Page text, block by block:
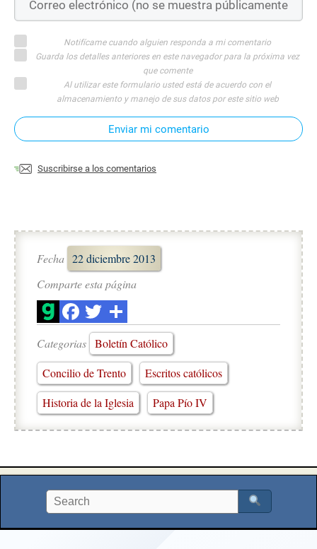
Notifícame cuando alguien responda a mi comentario
Guarda los detalles anteriores en este navegador para la próxima vez
que comente
Al utilizar este formulario usted está de acuerdo con el
almacenamiento y manejo de sus datos por este sitio web
Enviar mi comentario
Suscribirse a los comentarios
Fecha 22 diciembre 2013
Comparte esta página
Categorias Boletín Católico
Concilio de Trento
Escritos católicos
Historia de la Iglesia
Papa Pío IV